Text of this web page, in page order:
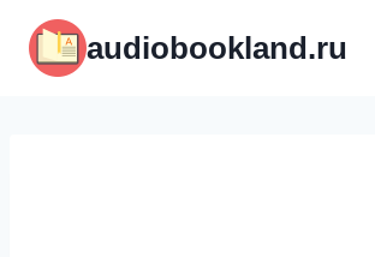
содержимому
audiobookland.ru